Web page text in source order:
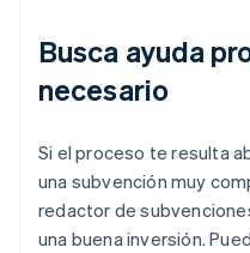
Busca ayuda
necesario
Si el proceso te resulta
una subvención muy
redactor de
una buena inversión.